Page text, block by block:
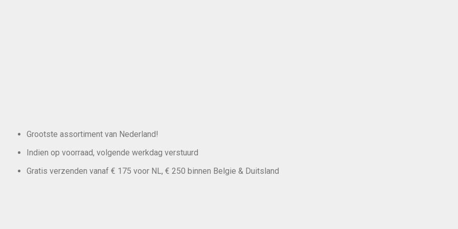
Grootste assortiment van Nederland!
Indien op voorraad, volgende werkdag verstuurd
Gratis verzenden vanaf € 175 voor NL, € 250 binnen Belgie & Duitsland